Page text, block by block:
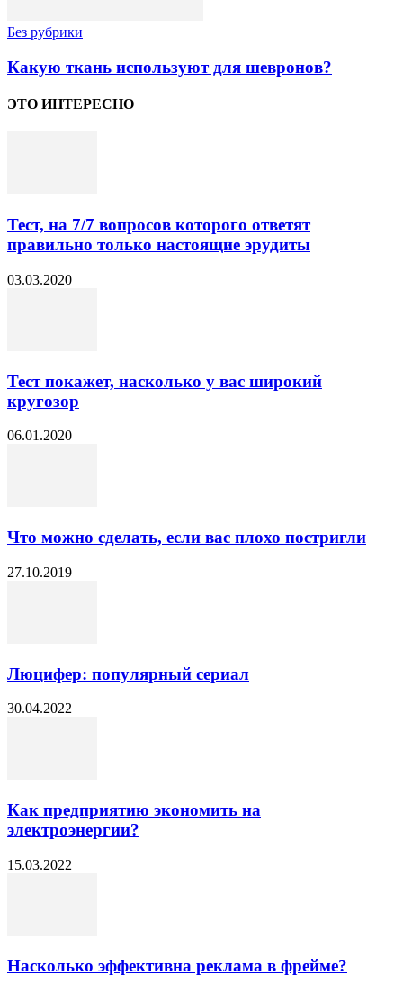
Без рубрики
Какую ткань используют для шевронов?
ЭТО ИНТЕРЕСНО
Тест, на 7/7 вопросов которого ответят
правильно только настоящие эрудиты
03.03.2020
Тест покажет, насколько у вас широкий
кругозор
06.01.2020
Что можно сделать, если вас плохо постригли
27.10.2019
Люцифер: популярный сериал
30.04.2022
Как предприятию экономить на
электроэнергии?
15.03.2022
Насколько эффективна реклама в фрейме?